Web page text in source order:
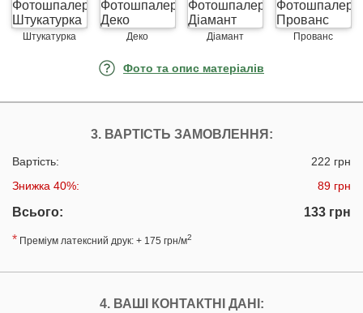
Штукатурка Деко Діамант Прованс
Фото та опис матеріалів
3. ВАРТІСТЬ ЗАМОВЛЕННЯ:
Вартість:
222 грн
Знижка 40%:
89 грн
Всього:
133 грн
* Преміум латексний друк: + 175 грн/м2
4. ВАШІ КОНТАКТНІ ДАНІ: